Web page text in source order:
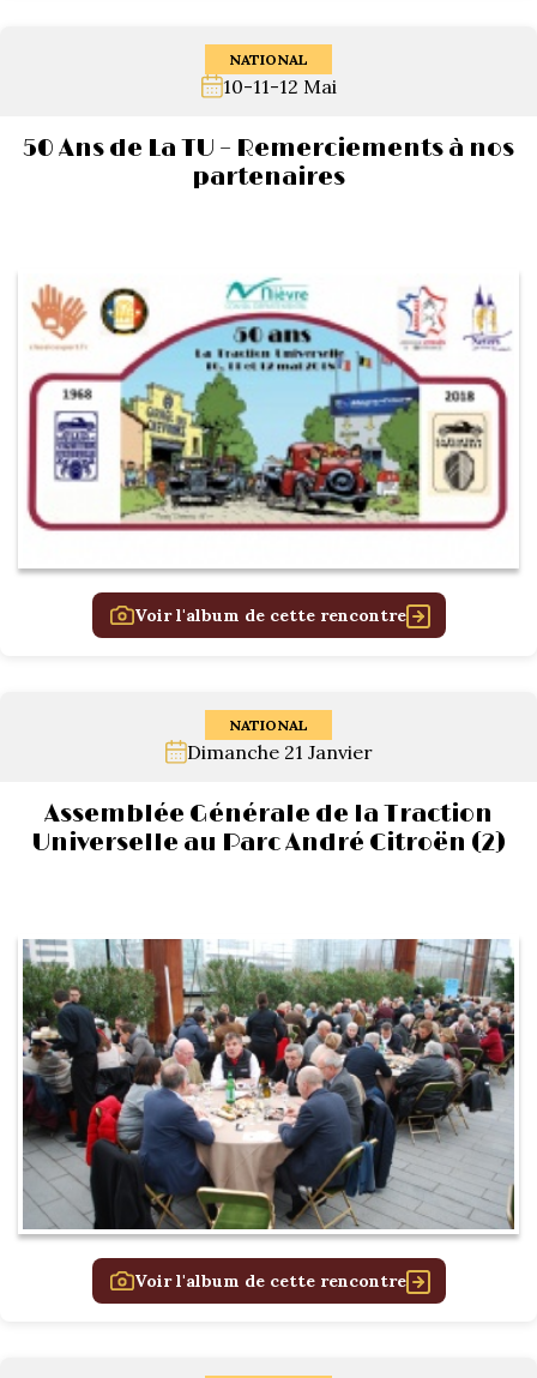
NATIONAL
10-11-12 Mai
50 Ans de La TU – Remerciements à nos
partenaires
Voir l'album de cette rencontre
NATIONAL
Dimanche 21 Janvier
Assemblée Générale de la Traction
Universelle au Parc André Citroën (2)
Voir l'album de cette rencontre